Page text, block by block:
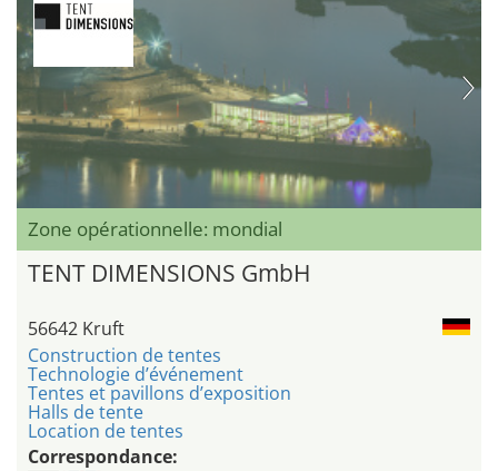
Zone opérationnelle: mondial
TENT DIMENSIONS GmbH
56642 Kruft
Construction de tentes
Technologie d’événement
Tentes et pavillons d’exposition
Halls de tente
Location de tentes
Correspondance: